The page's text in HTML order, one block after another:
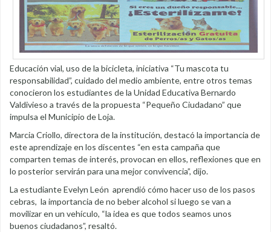
Educación vial, uso de la bicicleta, iniciativa “Tu mascota tu
responsabilidad”, cuidado del medio ambiente, entre otros temas
conocieron los estudiantes de la Unidad Educativa Bernardo
Valdivieso a través de la propuesta “Pequeño Ciudadano” que
impulsa el Municipio de Loja.
Marcia Criollo, directora de la institución, destacó la importancia de
este aprendizaje en los discentes “en esta campaña que
comparten temas de interés, provocan en ellos, reflexiones que en
lo posterior servirán para una mejor convivencia”, dijo.
La estudiante Evelyn León aprendió cómo hacer uso de los pasos
cebras, la importancia de no beber alcohol si luego se van a
movilizar en un vehículo, “la idea es que todos seamos unos
buenos ciudadanos”, resaltó.